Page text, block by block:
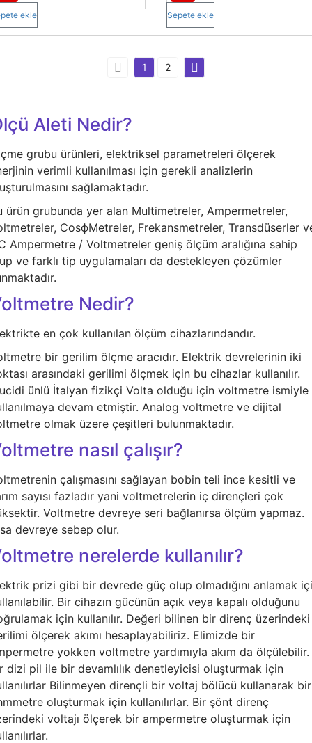
ekle Sepete ekle
1 2
Aleti Nedir?
grubu ürünleri, elektriksel parametreleri ölçerek
verimli kullanılması için gerekli analizlerin
sağlamaktadır.
ürün grubunda yer alan Multimetreler, Ampermetreler,
CosϕMetreler, Frekansmetreler, Transdüserler
Ampermetre / Voltmetreler geniş ölçüm aralığına sahip
ve farklı tip uygulamaları da destekleyen çözümler
Nedir?
en çok kullanılan ölçüm cihazlarındandır.
bir gerilim ölçme aracıdır. Elektrik devrelerinin iki
arasındaki gerilimi ölçmek için bu cihazlar kullanılır.
ünlü İtalyan fizikçi Volta olduğu için voltmetre ismiyle
devam etmiştir. Analog voltmetre ve dijital
olmak üzere çeşitleri bulunmaktadır.
nasıl çalışır?
çalışmasını sağlayan bobin teli ince kesitli ve
sayısı fazladır yani voltmetrelerin iç dirençleri çok
Voltmetre devreye seri bağlanırsa ölçüm yapmaz.
devreye sebep olur.
nerelerde kullanılır?
prizi gibi bir devrede güç olup olmadığını anlamak
Bir cihazın gücünün açık veya kapalı olduğunu
için kullanılır. Değeri bilinen bir direnç üzerindeki
ölçerek akımı hesaplayabiliriz. Elimizde bir
yokken voltmetre yardımıyla akım da ölçülebilir.
dizi pil ile bir devamlılık denetleyicisi oluşturmak için
Bilinmeyen dirençli bir voltaj bölücü kullanarak bir
oluşturmak için kullanılırlar. Bir şönt direnç
voltajı ölçerek bir ampermetre oluşturmak için